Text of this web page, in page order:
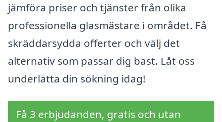
jämföra priser och tjänster från olika
professionella glasmästare i området. Få
skräddarsydda offerter och välj det
alternativ som passar dig bäst. Låt oss
underlätta din sökning idag!
Få 3 erbjudanden, gratis och utan